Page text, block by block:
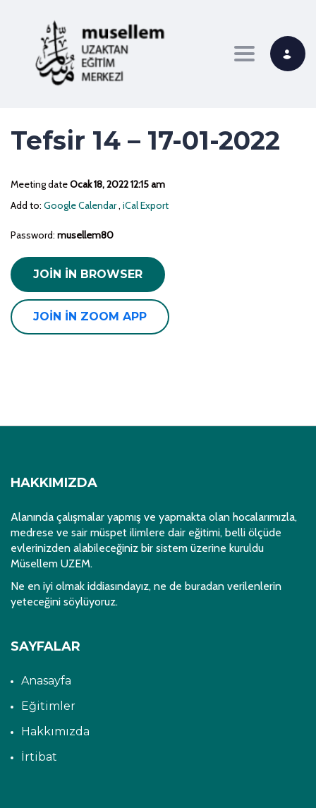
Toggle
Tefsir 14 – 17-01-2022
Meeting dateOcak 18, 2022 12:15 am
Add to: Google Calendar, iCal Export
Password: musellem80
JOIN IN BROWSER
JOIN IN ZOOM APP
HAKKIMIZDA
Alanında çalışmalar yapmış ve yapmakta olan hocalarımızla,
medrese ve sair müspet ilimlere dair eğitimi, belli ölçüde
evlerinizden alabileceğiniz bir sistem üzerine kuruldu
Müsellem UZEM.
Ne en iyi olmak iddiasındayız, ne de buradan verilenlerin
yeteceğini söylüyoruz.
SAYFALAR
Anasayfa
Eğitimler
Hakkımızda
İrtibat